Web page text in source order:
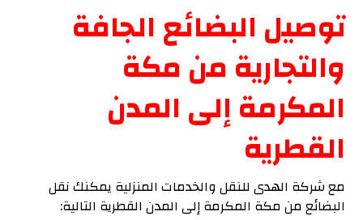
توصيل البضائع الجافة
والتجارية من مكة
المكرمة إلى المدن
القطرية
مع شركة الهدى للنقل والخدمات المنزلية يمكنك نقل
البضائع من مكة المكرمة إلى المدن القطرية التالية: